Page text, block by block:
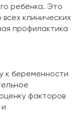
ребёнка. Это
клинических
профилактика
к беременности
факторов